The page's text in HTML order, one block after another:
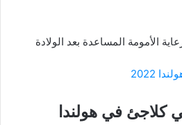
الأمومة المساعدة بعد الولادة
2022
كلاجئ في هولندا